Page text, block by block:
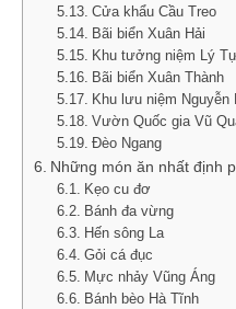
Cửa khẩu Cầu Treo
Bãi biển Xuân Hải
Khu tưởng niệm Lý
Bãi biển Xuân Thành
Khu lưu niệm Nguyễn
Vườn Quốc gia Vũ
Đèo Ngang
Những món ăn nhất định
Kẹo cu đơ
Bánh đa vừng
Hến sông La
Gỏi cá đục
Mực nhảy Vũng Áng
Bánh bèo Hà Tĩnh